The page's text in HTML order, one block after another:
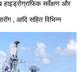
सर्वेक्षण और
, आदि सहित विभिन्न